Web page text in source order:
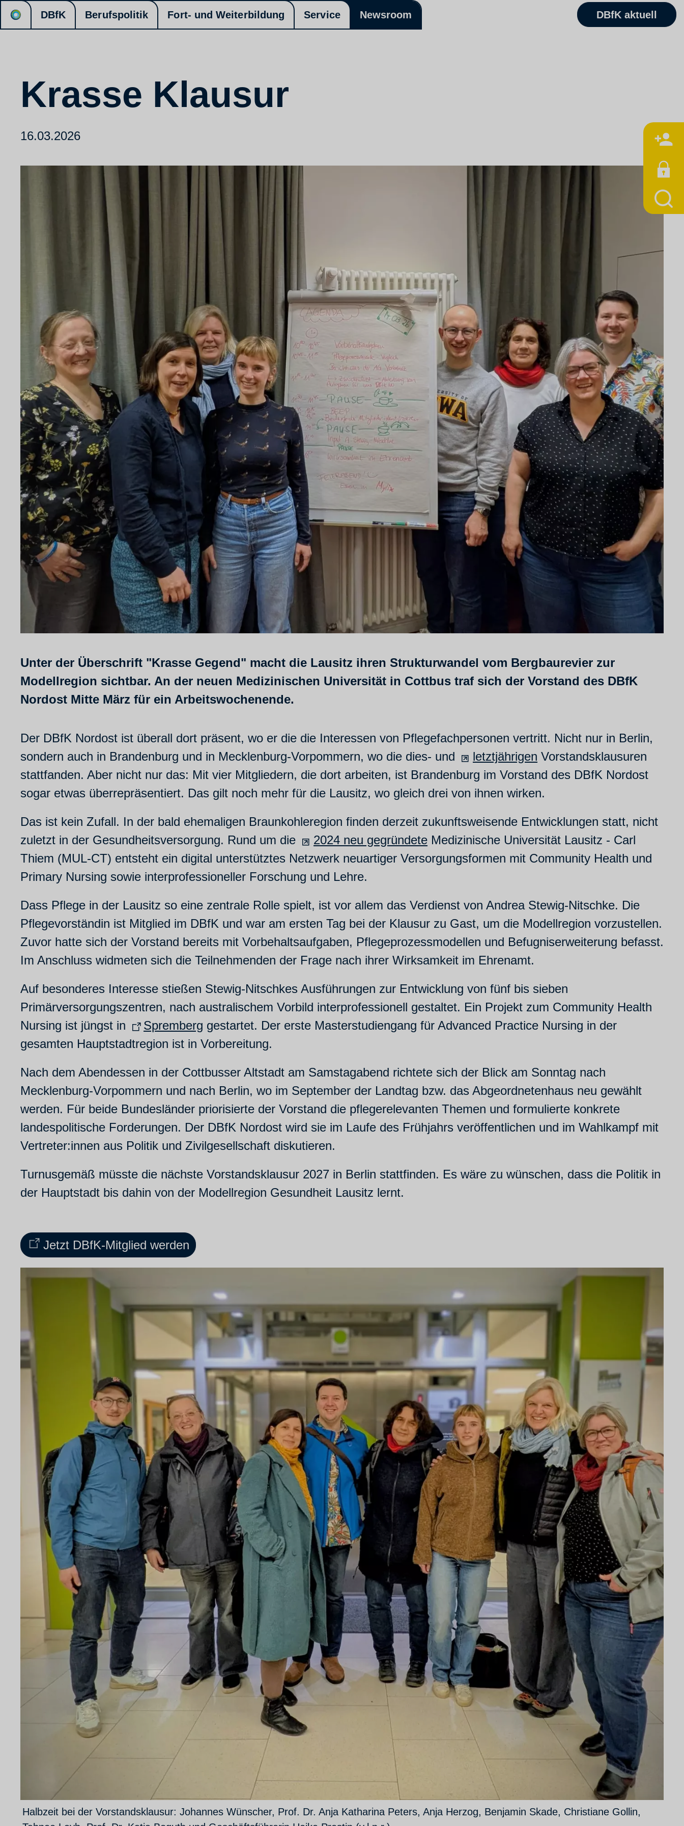
DBfK Berufspolitik Fort- und Weiterbildung Service Newsroom DBfK aktuell
Krasse Klausur
16.03.2026
Unter der Überschrift "Krasse Gegend" macht die Lausitz ihren Strukturwandel vom Bergbaurevier zur
Modellregion sichtbar. An der neuen Medizinischen Universität in Cottbus traf sich der Vorstand des DBfK
Nordost Mitte März für ein Arbeitswochenende.
Der DBfK Nordost ist überall dort präsent, wo er die die Interessen von Pflegefachpersonen vertritt. Nicht nur in Berlin,
sondern auch in Brandenburg und in Mecklenburg-Vorpommern, wo die dies- und
letztjährigen Vorstandsklausuren
stattfanden. Aber nicht nur das: Mit vier Mitgliedern, die dort arbeiten, ist Brandenburg im Vorstand des DBfK Nordost
sogar etwas überrepräsentiert. Das gilt noch mehr für die Lausitz, wo gleich drei von ihnen wirken.
Das ist kein Zufall. In der bald ehemaligen Braunkohleregion finden derzeit zukunftsweisende Entwicklungen statt, nicht
zuletzt in der Gesundheitsversorgung. Rund um die
2024 neu gegründete Medizinische Universität Lausitz - Carl
Thiem (MUL-CT) entsteht ein digital unterstütztes Netzwerk neuartiger Versorgungsformen mit Community Health und
Primary Nursing sowie interprofessioneller Forschung und Lehre.
Dass Pflege in der Lausitz so eine zentrale Rolle spielt, ist vor allem das Verdienst von Andrea Stewig-Nitschke. Die
Pflegevorständin ist Mitglied im DBfK und war am ersten Tag bei der Klausur zu Gast, um die Modellregion vorzustellen.
Zuvor hatte sich der Vorstand bereits mit Vorbehaltsaufgaben, Pflegeprozessmodellen und Befugniserweiterung befasst.
Im Anschluss widmeten sich die Teilnehmenden der Frage nach ihrer Wirksamkeit im Ehrenamt.
Auf besonderes Interesse stießen Stewig-Nitschkes Ausführungen zur Entwicklung von fünf bis sieben
Primärversorgungszentren, nach australischem Vorbild interprofessionell gestaltet. Ein Projekt zum Community Health
Nursing ist jüngst in
Spremberg gestartet. Der erste Masterstudiengang für Advanced Practice Nursing in der
gesamten Hauptstadtregion ist in Vorbereitung.
Nach dem Abendessen in der Cottbusser Altstadt am Samstagabend richtete sich der Blick am Sonntag nach
Mecklenburg-Vorpommern und nach Berlin, wo im September der Landtag bzw. das Abgeordnetenhaus neu gewählt
werden. Für beide Bundesländer priorisierte der Vorstand die pflegerelevanten Themen und formulierte konkrete
landespolitische Forderungen. Der DBfK Nordost wird sie im Laufe des Frühjahrs veröffentlichen und im Wahlkampf mit
Vertreter:innen aus Politik und Zivilgesellschaft diskutieren.
Turnusgemäß müsste die nächste Vorstandsklausur 2027 in Berlin stattfinden. Es wäre zu wünschen, dass die Politik in
der Hauptstadt bis dahin von der Modellregion Gesundheit Lausitz lernt.
Jetzt DBfK-Mitglied werden
Halbzeit bei der Vorstandsklausur: Johannes Wünscher, Prof. Dr. Anja Katharina Peters, Anja Herzog, Benjamin Skade, Christiane Gollin,